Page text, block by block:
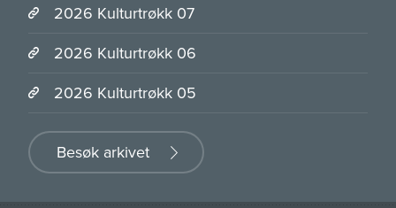
2026 Kulturtrøkk 07
2026 Kulturtrøkk 06
2026 Kulturtrøkk 05
Besøk arkivet